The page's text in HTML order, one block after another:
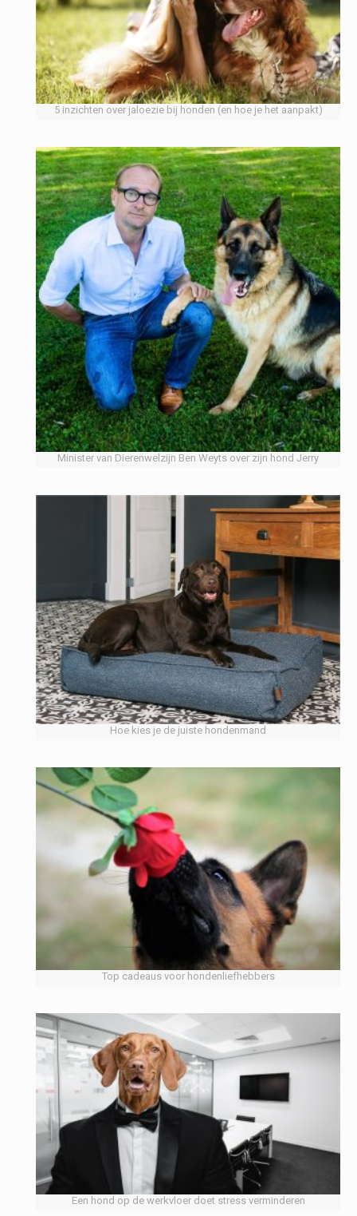
5 inzichten over jaloezie bij honden (en hoe je het aanpakt)
Minister van Dierenwelzijn Ben Weyts over zijn hond Jerry
Hoe kies je de juiste hondenmand
Top cadeaus voor hondenliefhebbers
Een hond op de werkvloer doet stress verminderen